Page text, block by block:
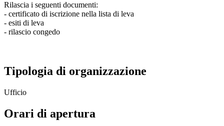
Rilascia i seguenti documenti:
- certificato di iscrizione nella lista di leva
- esiti di leva
- rilascio congedo
Tipologia di organizzazione
Ufficio
Orari di apertura